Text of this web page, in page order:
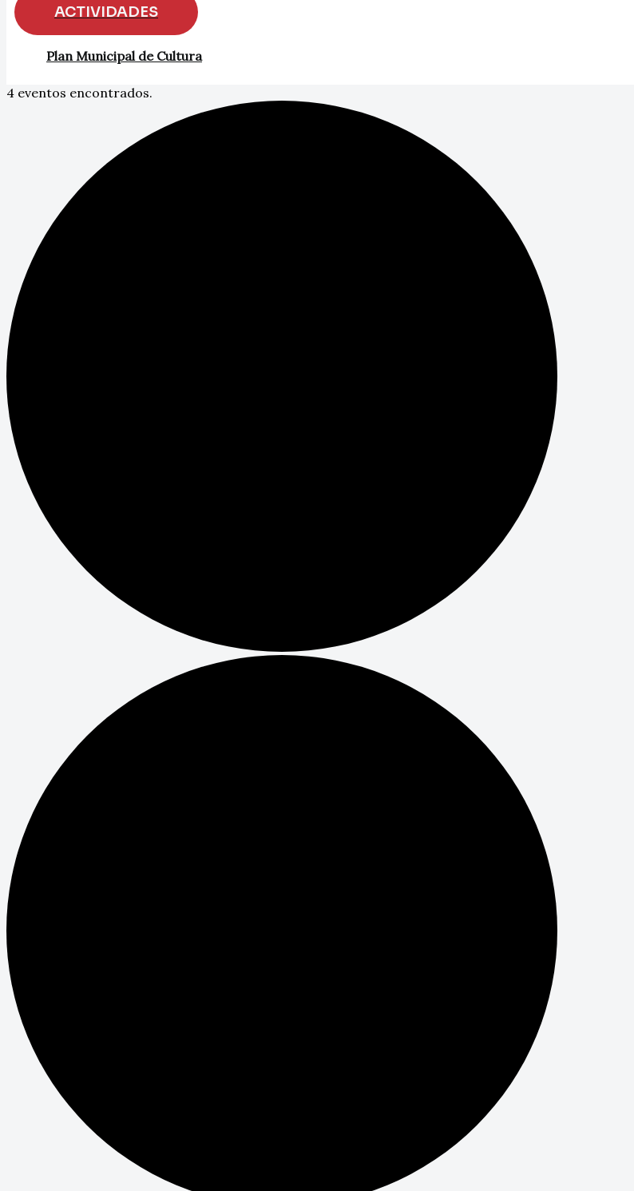
ACTIVIDADES
Plan Municipal de Cultura
4 eventos encontrados.